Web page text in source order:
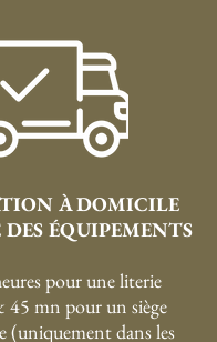
À DOMICILE
ÉQUIPEMENTS
pour une literie
45 mn pour un siège
(uniquement dans les